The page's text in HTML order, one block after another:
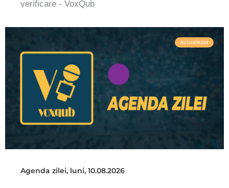
verificare - VoxQub
Actualitate
Agenda zilei, luni, 10.08.2026